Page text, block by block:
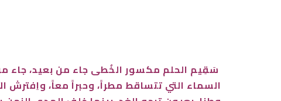
سَقِيم الحلم مكسور الخُطى جاء من بعيد، جاء
السماء التي تتساقط مطراً، وحبراً معاً،